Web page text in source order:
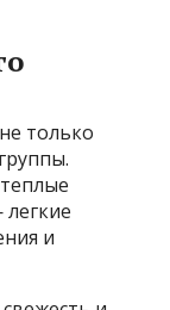
только
и